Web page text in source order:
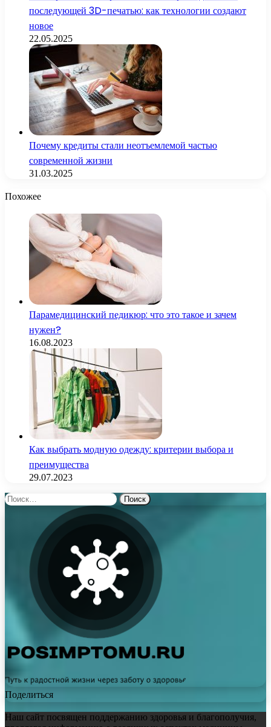
последующей 3D-печатью: как технологии создают
новое
22.05.2025
Почему кредиты стали неотъемлемой частью
современной жизни
31.03.2025
Похожее
Парамедицинский педикюр: что это такое и зачем
нужен?
16.08.2023
Как выбрать модную одежду: критерии выбора и
преимущества
29.07.2023
Найти:
Поделиться
Наш сайт посвящен поддержанию здоровья и благополучия,